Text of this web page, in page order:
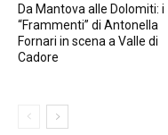
Da Mantova alle Dolomiti: i
“Frammenti” di Antonella
Fornari in scena a Valle di
Cadore